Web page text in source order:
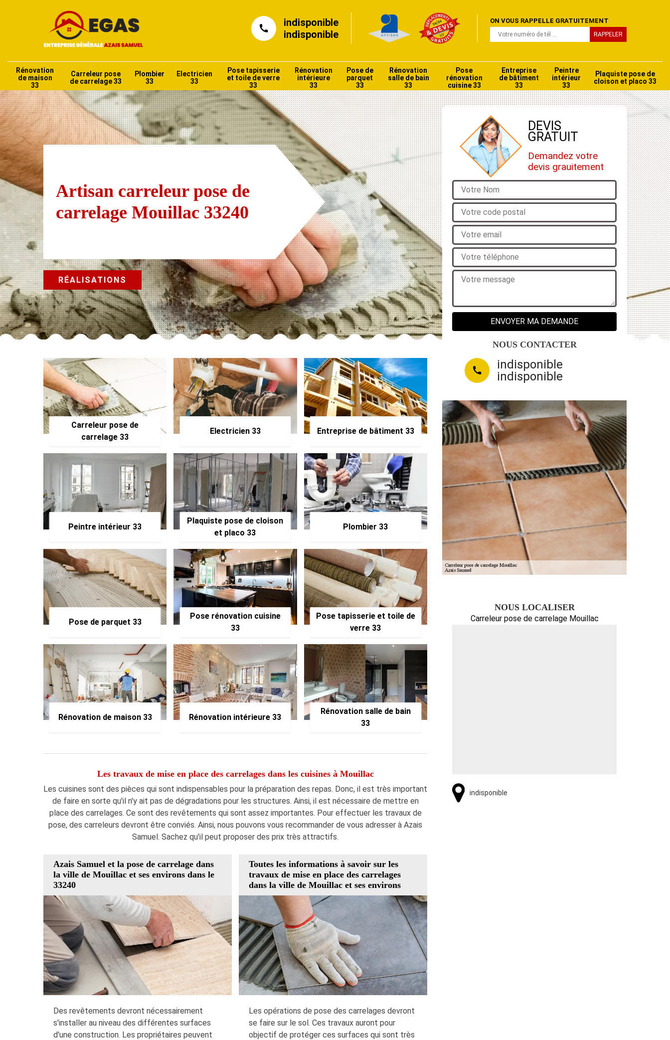
indisponible
indisponible
ON VOUS RAPPELLE GRATUITEMENT
Rénovation
de maison
33
Carreleur pose
de carrelage 33
Plombier
33
Electricien
33
Pose tapisserie
et toile de verre
33
Rénovation
intérieure
33
Pose de
parquet
33
Rénovation
salle de bain
33
Pose
rénovation
cuisine 33
Entreprise
de bâtiment
33
Peintre
intérieur
33
Plaquiste pose de
cloison et placo 33
Artisan carreleur pose de
carrelage Mouillac 33240
RÉALISATIONS
Carreleur pose de
carrelage 33
Electricien 33 Entreprise de bâtiment 33
Peintre intérieur 33
Plaquiste pose de cloison
et placo 33
Plombier 33
Pose de parquet 33
Pose rénovation cuisine
33
Pose tapisserie et toile de
verre 33
Rénovation de maison 33 Rénovation intérieure 33
Rénovation salle de bain
33
Les travaux de mise en place des carrelages dans les cuisines à Mouillac
Les cuisines sont des pièces qui sont indispensables pour la préparation des repas. Donc, il est très important
de faire en sorte qu'il n'y ait pas de dégradations pour les structures. Ainsi, il est nécessaire de mettre en
place des carrelages. Ce sont des revêtements qui sont assez importantes. Pour effectuer les travaux de
pose, des carreleurs devront être conviés. Ainsi, nous pouvons vous recommander de vous adresser à Azais
Samuel. Sachez qu'il peut proposer des prix très attractifs.
Azais Samuel et la pose de carrelage dans
la ville de Mouillac et ses environs dans le
33240
Des revêtements devront nécessairement
s'installer au niveau des différentes surfaces
d'une construction. Les propriétaires peuvent
Toutes les informations à savoir sur les
travaux de mise en place des carrelages
dans la ville de Mouillac et ses environs
Les opérations de pose des carrelages devront
se faire sur le sol. Ces travaux auront pour
objectif de protéger ces surfaces qui sont très
DEVIS
GRATUIT
Demandez votre
devis grauitement
NOUS CONTACTER
indisponible
indisponible
NOUS LOCALISER
Carreleur pose de carrelage Mouillac
indisponible